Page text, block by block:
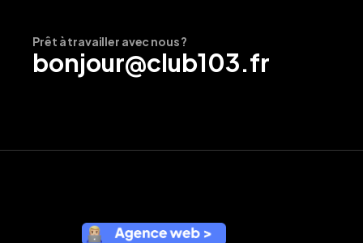
Prêt à travailler avec nous ?
bonjour@club103.fr